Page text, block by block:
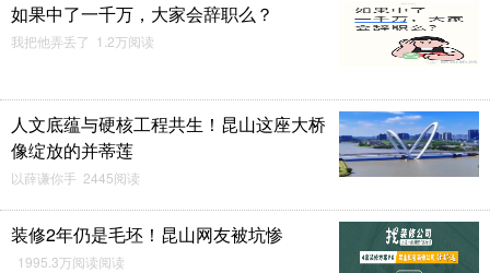
如果中了一千万，大家会辞职么？
我把他弄丢了 1.2万阅读
人文底蕴与硬核工程共生！昆山这座大桥
像绽放的并蒂莲
以薛谦你手 2445阅读
装修2年仍是毛坯！昆山网友被坑惨
1995.3万阅读阅读